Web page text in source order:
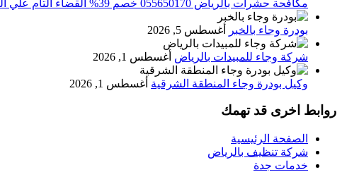
مكافحة حشرات بالرياض 055650170 خصم 39% القضاء التام علي الحشرات والقوارض
بودرة وجاء بالخبر أغسطس 5, 2026
شركة وجاء للمبيدات بالرياض أغسطس 1, 2026
وكيل بودرة وجاء المنطقة الشرقية أغسطس 1, 2026
روابط اخرى قد تهمك
الصفحة الرئيسية
شركة تنظيف بالرياض
خدمات جدة